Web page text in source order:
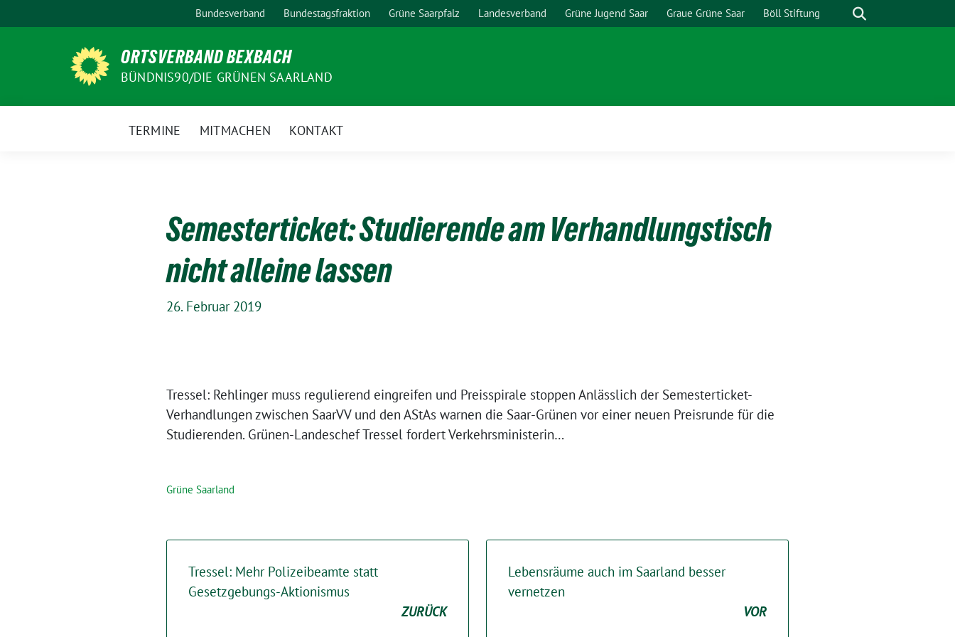
zum
Bundesverband Bundestagsfraktion Grüne Saarpfalz Landesverband Grüne Jugend Saar Graue Grüne Saar Böll Stiftung Suche
ORTSVERBAND BEXBACH
BÜNDNIS90/DIE GRÜNEN SAARLAND
TERMINE MITMACHEN KONTAKT
Semesterticket: Studierende am Verhandlungstisch
nicht alleine lassen
26. Februar 2019
Tressel: Rehlinger muss regulierend eingreifen und Preisspirale stoppen Anlässlich der Semesterticket-
Verhandlungen zwischen SaarVV und den AStAs warnen die Saar-Grünen vor einer neuen Preisrunde für die
Studierenden. Grünen-Landeschef Tressel fordert Verkehrsministerin…
Grüne Saarland
Tressel: Mehr Polizeibeamte statt
Gesetzgebungs-Aktionismus
ZURÜCK
Lebensräume auch im Saarland besser
vernetzen
VOR